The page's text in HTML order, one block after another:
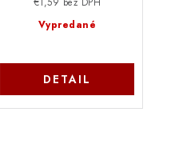
Vypredané
€1,59 bez DPH
DETAIL